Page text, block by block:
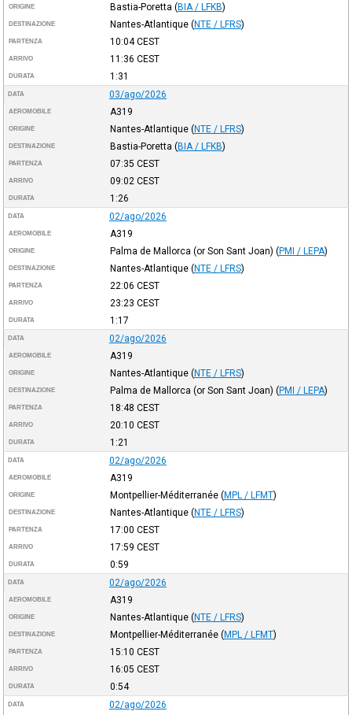
ORIGINE Bastia-Poretta (BIA / LFKB)
DESTINAZIONE Nantes-Atlantique (NTE / LFRS)
PARTENZA 10:04CEST
ARRIVO 11:36 CEST
DURATA 1:31
DATA 03/ago/2026
AEROMOBILE A319
ORIGINE Nantes-Atlantique (NTE / LFRS)
DESTINAZIONE Bastia-Poretta (BIA / LFKB)
PARTENZA 07:35 CEST
ARRIVO 09:02 CEST
DURATA 1:26
DATA 02/ago/2026
AEROMOBILE A319
ORIGINE Palma de Mallorca (or Son Sant Joan) (PMI / LEPA)
DESTINAZIONE Nantes-Atlantique (NTE / LFRS)
PARTENZA 22:06 CEST
ARRIVO 23:23 CEST
DURATA 1:17
DATA 02/ago/2026
AEROMOBILE A319
ORIGINE Nantes-Atlantique (NTE / LFRS)
DESTINAZIONE Palma de Mallorca (or Son Sant Joan) (PMI / LEPA)
PARTENZA 18:48 CEST
ARRIVO 20:10 CEST
DURATA 1:21
DATA 02/ago/2026
AEROMOBILE A319
ORIGINE Montpellier-Méditerranée (MPL / LFMT)
DESTINAZIONE Nantes-Atlantique (NTE / LFRS)
PARTENZA 17:00 CEST
ARRIVO 17:59 CEST
DURATA 0:59
DATA 02/ago/2026
AEROMOBILE A319
ORIGINE Nantes-Atlantique (NTE / LFRS)
DESTINAZIONE Montpellier-Méditerranée (MPL / LFMT)
PARTENZA 15:10 CEST
ARRIVO 16:05 CEST
DURATA 0:54
DATA 02/ago/2026